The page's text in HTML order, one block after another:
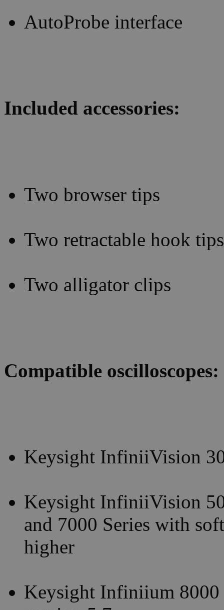
AutoProbe interface
Included accessories:
Two browser tips
Two retractable hook tips
Two alligator clips
Compatible oscilloscopes:
Keysight InfiniiVision
Keysight InfiniiVision
and 7000 Series with
higher
Keysight Infiniium 8000